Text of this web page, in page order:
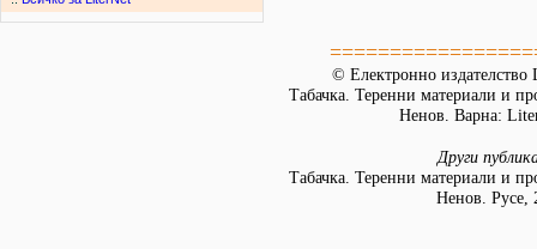
© Електронно издателство
Табачка. Теренни материали и
Ненов. Варна:
Други
Табачка. Теренни материали и
Ненов. Русе,